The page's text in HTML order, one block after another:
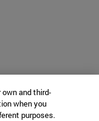
and third-
when you
purposes.